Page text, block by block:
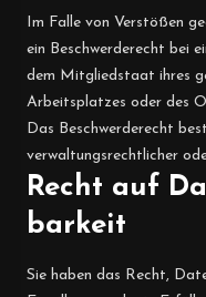
Im Falle von Verstößen
ein Beschwerderecht bei
dem Mitgliedstaat ihres
Arbeitsplatzes oder des
Das Beschwerderecht
verwaltungsrechtlicher
Recht auf
barkeit
Sie haben das Recht,